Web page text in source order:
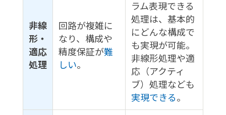
非線
形・
適応
処理
回路が複雑に
なり、構成や
精度保証が難
しい。
ラム表現できる
処理は、基本的
にどんな構成で
も実現が可能。
非線形処理や適
応（アクティ
ブ）処理なども
実現できる。